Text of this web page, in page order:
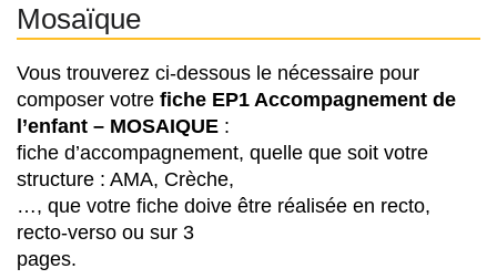
Mosaïque
Vous trouverez ci-dessous le nécessaire pour
composer votre fiche EP1 Accompagnement de
l’enfant – MOSAIQUE :
fiche d’accompagnement, quelle que soit votre
structure : AMA, Crèche,
…, que votre fiche doive être réalisée en recto,
recto-verso ou sur 3
pages.